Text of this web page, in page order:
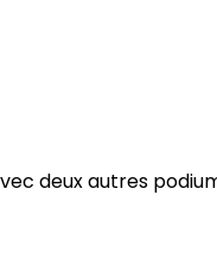
deux autres